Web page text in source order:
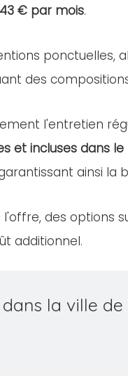
€ par mois.
ponctuelles,
des
l'entretien
et incluses dans le
ainsi
des options
additionnel.
la ville de